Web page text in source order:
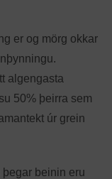
er og mörg okkar
algengasta
50% þeirra sem
úr grein
beinin eru